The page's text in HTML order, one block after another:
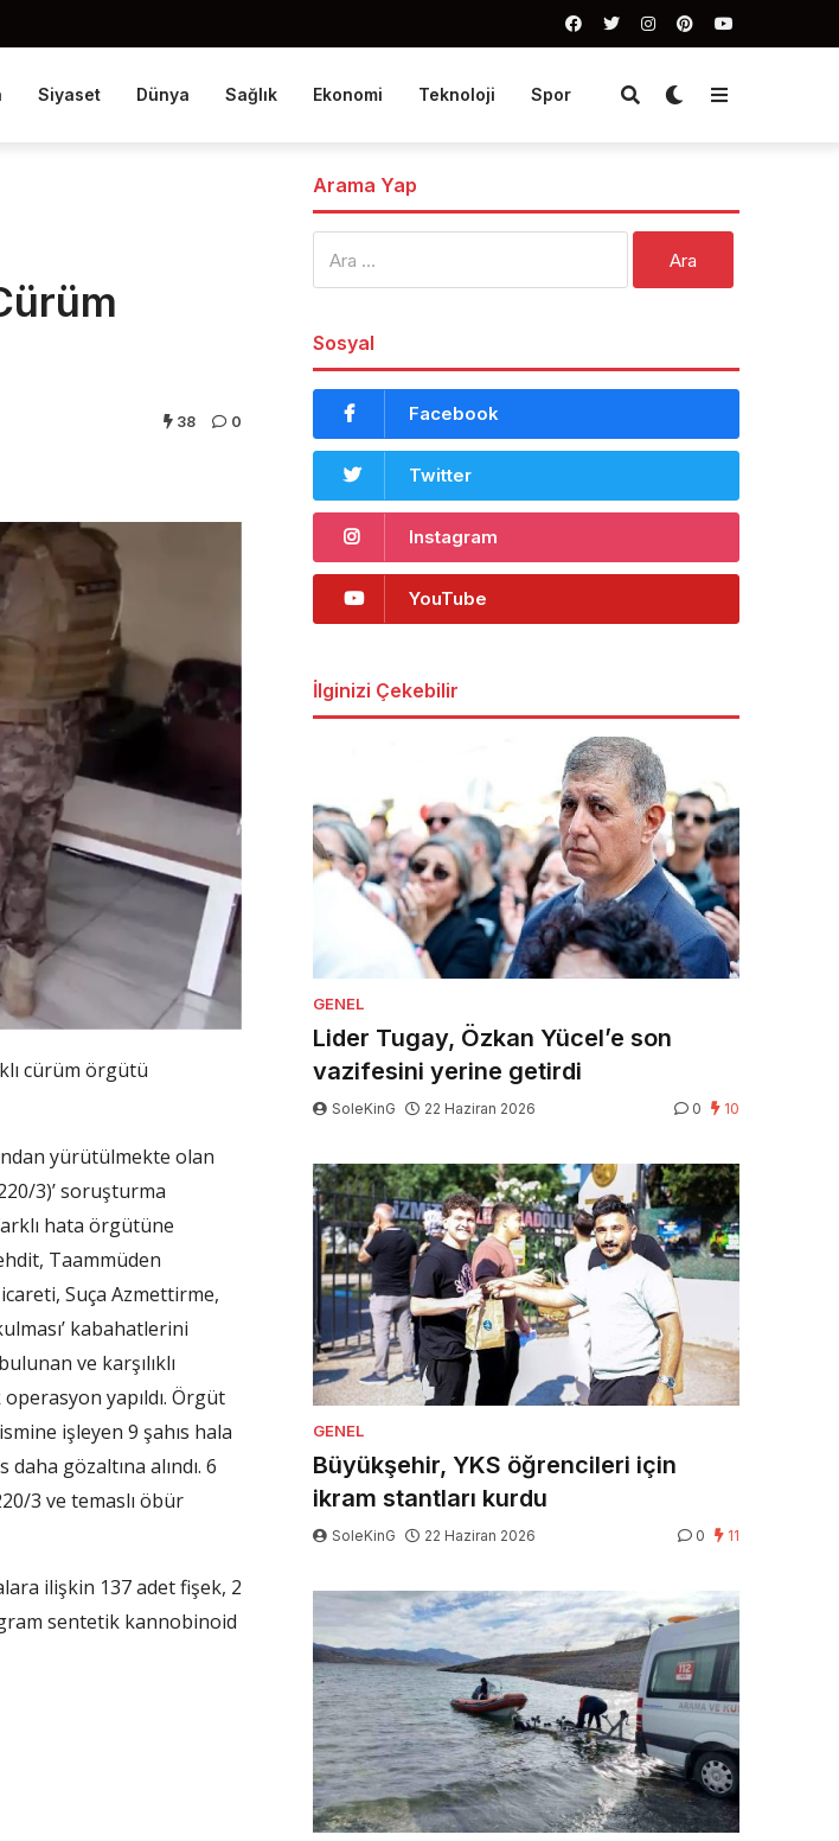
Siyaset Dünya Sağlık Ekonomi Teknoloji Spor
38 0
cürüm örgütü
yürütülmekte olan
3)’ soruşturma
hata örgütüne
Taammüden
Suça Azmettirme,
kabahatlerini
ve karşılıklı
yapıldı. Örgüt
işleyen 9 şahıs hala
gözaltına alındı. 6
3 ve temaslı öbür
ilişkin 137 adet fişek, 2
sentetik kannobinoid
Arama Yap
Sosyal
Facebook
Twitter
Instagram
YouTube
İlginizi Çekebilir
GENEL
Lider Tugay, Özkan Yücel’e son
vazifesini yerine getirdi
SoleKinG 22 Haziran 2026 0 10
GENEL
Büyükşehir, YKS öğrencileri için
ikram stantları kurdu
SoleKinG 22 Haziran 2026 0 11